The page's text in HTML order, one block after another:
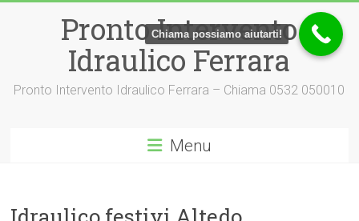
Pronto Intervento
Idraulico Ferrara
Pronto Intervento Idraulico Ferrara – Chiama 0532 050010
Menu
Chiama possiamo aiutarti!